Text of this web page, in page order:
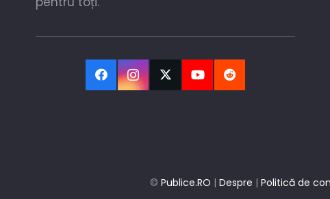
©Publice.RO |Despre |Politică de